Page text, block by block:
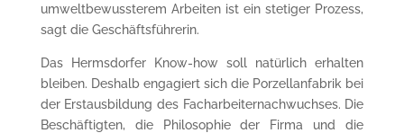
umweltbewussterem Arbeiten ist ein stetiger Prozess,
sagt die Geschäftsführerin.
Das Hermsdorfer Know-how soll natürlich erhalten
bleiben. Deshalb engagiert sich die Porzellanfabrik bei
der Erstausbildung des Facharbeiternachwuchses. Die
Beschäftigten, die Philosophie der Firma und die